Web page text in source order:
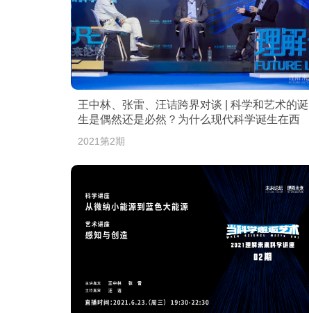
王中林、张雷、汪诘跨界对谈 | 科学和艺术的诞
生是偶然还是必然？为什么现代科学诞生在西
2021第2期